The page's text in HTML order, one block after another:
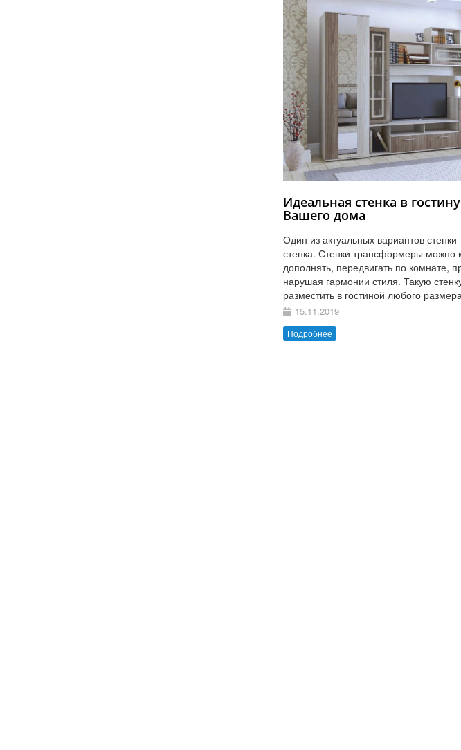
Идеальная стенка в
Вашего дома
Один из актуальных вариантов
стенка. Стенки трансформеры можно
дополнять, передвигать по комнате,
нарушая гармонии стиля. Такую
разместить в гостиной любого
15.11.2019
Подробнее